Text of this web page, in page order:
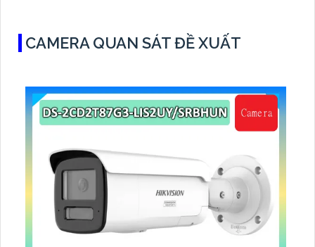
CAMERA QUAN SÁT ĐỀ XUẤT